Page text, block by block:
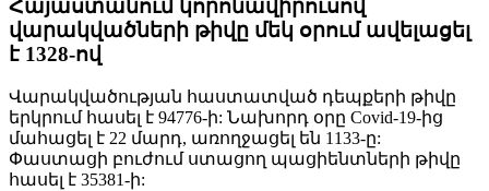
Հայաստանում կորոնավիրուսով
վարակվածների թիվը մեկ օրում ավելացել
է 1328-ով
Վարակվածության հաստատված դեպքերի թիվը
երկրում հասել է 94776-ի: Նախորդ օրը Covid-19-ից
մահացել է 22 մարդ, առողջացել են 1133-ը:
Փաստացի բուժում ստացող պացիենտների թիվը
հասել է 35381-ի: